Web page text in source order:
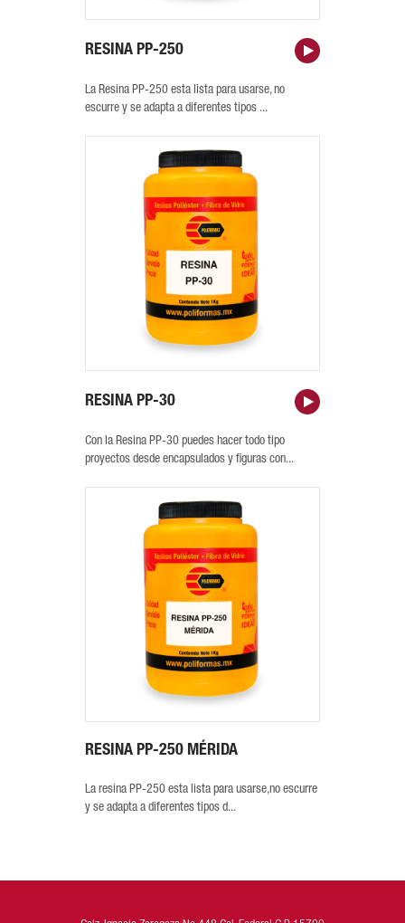
RESINA PP-250
La Resina PP-250 esta lista para usarse, no
escurre y se adapta a diferentes tipos ...
RESINA PP-30
Con la Resina PP-30 puedes hacer todo tipo
proyectos desde encapsulados y figuras con...
RESINA PP-250 MÉRIDA
La resina PP-250 esta lista para usarse,no escurre
y se adapta a diferentes tipos d...